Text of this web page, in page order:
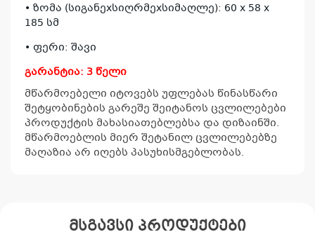
• ზომა (სიგანეxსიღრმეxსიმაღლე): 60 x 58 x
185 სმ
• ფერი: შავი
გარანტია: 3 წელი
მწარმოებელი იტოვებს უფლებას წინასწარი
შეტყობინების გარეშე შეიტანოს ცვლილებები
პროდუქტის მახასიათებლებსა და დიზაინში.
მწარმოებლის მიერ შეტანილ ცვლილებებზე
მაღაზია არ იღებს პასუხისმგებლობას.
მსგავსი პროდუქტები